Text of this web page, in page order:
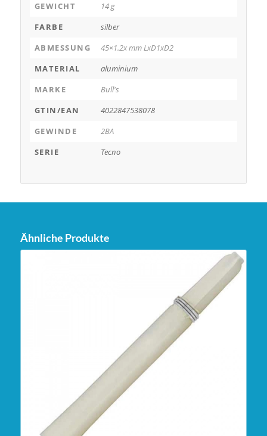
GEWICHT
14 g
FARBE
silber
ABMESSUNG
45×1.2x mm LxD1xD2
MATERIAL
aluminium
MARKE
Bull's
GTIN/EAN
4022847538078
GEWINDE
2BA
SERIE
Tecno
Ähnliche Produkte